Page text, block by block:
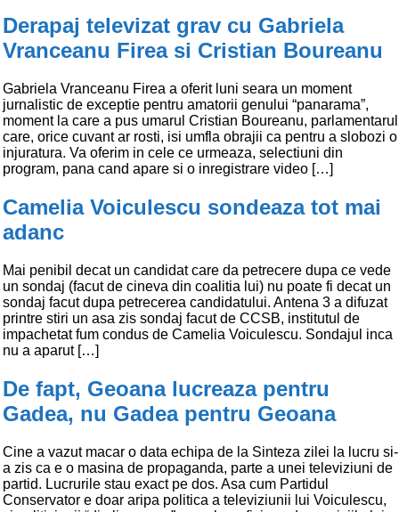
Derapaj televizat grav cu Gabriela
Vranceanu Firea si Cristian Boureanu
Gabriela Vranceanu Firea a oferit luni seara un moment
jurnalistic de exceptie pentru amatorii genului “panarama”,
moment la care a pus umarul Cristian Boureanu, parlamentarul
care, orice cuvant ar rosti, isi umfla obrajii ca pentru a slobozi o
injuratura. Va oferim in cele ce urmeaza, selectiuni din
program, pana cand apare si o inregistrare video […]
Camelia Voiculescu sondeaza tot mai
adanc
Mai penibil decat un candidat care da petrecere dupa ce vede
un sondaj (facut de cineva din coalitia lui) nu poate fi decat un
sondaj facut dupa petrecerea candidatului. Antena 3 a difuzat
printre stiri un asa zis sondaj facut de CCSB, institutul de
impachetat fum condus de Camelia Voiculescu. Sondajul inca
nu a aparut […]
De fapt, Geoana lucreaza pentru
Gadea, nu Gadea pentru Geoana
Cine a vazut macar o data echipa de la Sinteza zilei la lucru si-
a zis ca e o masina de propaganda, parte a unei televiziuni de
partid. Lucrurile stau exact pe dos. Asa cum Partidul
Conservator e doar aripa politica a televiziunii lui Voiculescu,